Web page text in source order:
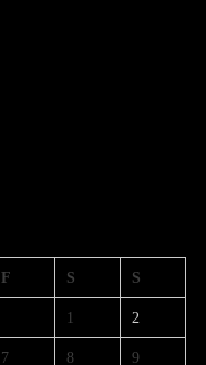
F S S
1 2
7 8 9